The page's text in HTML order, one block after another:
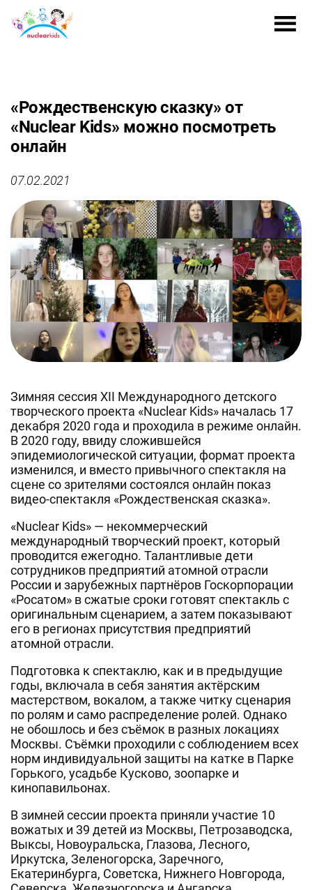
«Рождественскую сказку» от
«Nuclear Kids» можно посмотреть
онлайн
07.02.2021
Зимняя сессия XII Международного детского
творческого проекта «Nuclear Kids» началась 17
декабря 2020 года и проходила в режиме онлайн.
В 2020 году, ввиду сложившейся
эпидемиологической ситуации, формат проекта
изменился, и вместо привычного спектакля на
сцене со зрителями состоялся онлайн показ
видео-спектакля «Рождественская сказка».
«Nuclear Kids» — некоммерческий
международный творческий проект, который
проводится ежегодно. Талантливые дети
сотрудников предприятий атомной отрасли
России и зарубежных партнёров Госкорпорации
«Росатом» в сжатые сроки готовят спектакль с
оригинальным сценарием, а затем показывают
его в регионах присутствия предприятий
атомной отрасли.
Подготовка к спектаклю, как и в предыдущие
годы, включала в себя занятия актёрским
мастерством, вокалом, а также читку сценария
по ролям и само распределение ролей. Однако
не обошлось и без съёмок в разных локациях
Москвы. Съёмки проходили с соблюдением всех
норм индивидуальной защиты на катке в Парке
Горького, усадьбе Кусково, зоопарке и
кинопавильонах.
В зимней сессии проекта приняли участие 10
вожатых и 39 детей из Москвы, Петрозаводска,
Выксы, Новоуральска, Глазова, Лесного,
Иркутска, Зеленогорска, Заречного,
Екатеринбурга, Советска, Нижнего Новгорода,